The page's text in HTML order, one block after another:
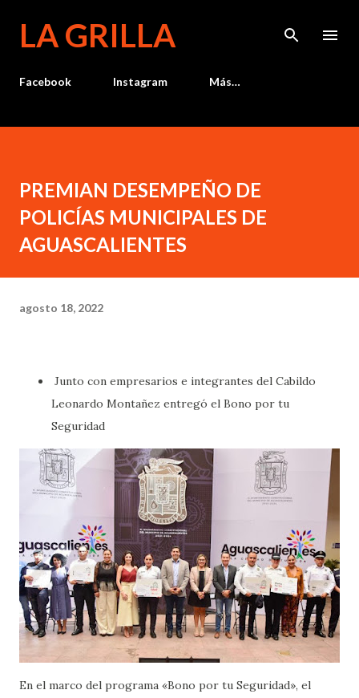
LA GRILLA
Facebook Instagram Más…
PREMIAN DESEMPEÑO DE
POLICÍAS MUNICIPALES DE
AGUASCALIENTES
agosto 18, 2022
Junto con empresarios e integrantes del Cabildo
Leonardo Montañez entregó el Bono por tu
Seguridad
En el marco del programa «Bono por tu Seguridad», el